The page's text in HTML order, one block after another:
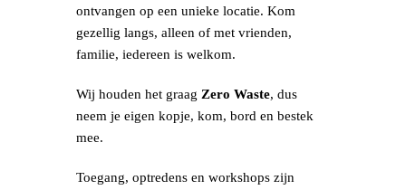
ontvangen op een unieke locatie. Kom
gezellig langs, alleen of met vrienden,
familie, iedereen is welkom.
Wij houden het graag Zero Waste, dus
neem je eigen kopje, kom, bord en bestek
mee.
Toegang, optredens en workshops zijn